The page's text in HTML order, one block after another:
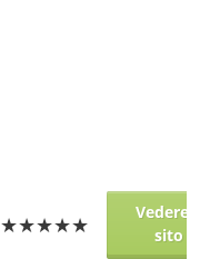
★★★★★
Vedere il
sito